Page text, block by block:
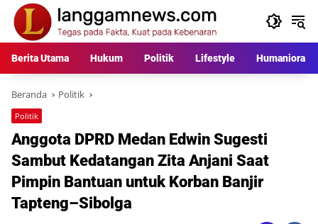
Langsung
konten
Berita Utama Hukum Politik Lifestyle Humaniora
Beranda Politik
Politik
Anggota DPRD Medan Edwin Sugesti
Sambut Kedatangan Zita Anjani Saat
Pimpin Bantuan untuk Korban Banjir
Tapteng–Sibolga